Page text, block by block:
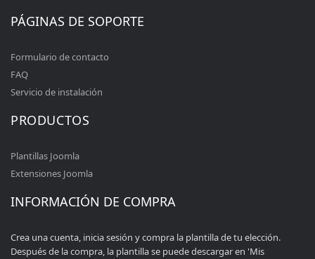
PÁGINAS DE SOPORTE
Formulario de contacto
FAQ
Servicio de instalación
PRODUCTOS
Plantillas Joomla
Extensiones Joomla
INFORMACIÓN DE COMPRA
Crea una cuenta, inicia sesión y compra la plantilla de tu elección.
Después de la compra, la plantilla se puede descargar en 'Mis